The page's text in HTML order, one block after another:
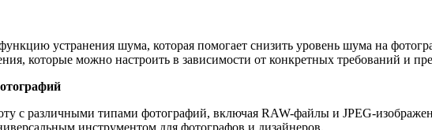
устранения шума, которая помогает снизить уровень шума на
которые можно настроить в зависимости от конкретных требований и
с различными типами фотографий, включая RAW-файлы и JPEG-